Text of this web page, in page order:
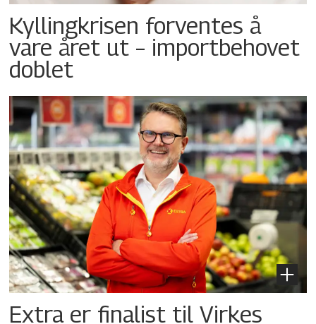
Kyllingkrisen forventes å
vare året ut – importbehovet
doblet
Extra er finalist til Virkes